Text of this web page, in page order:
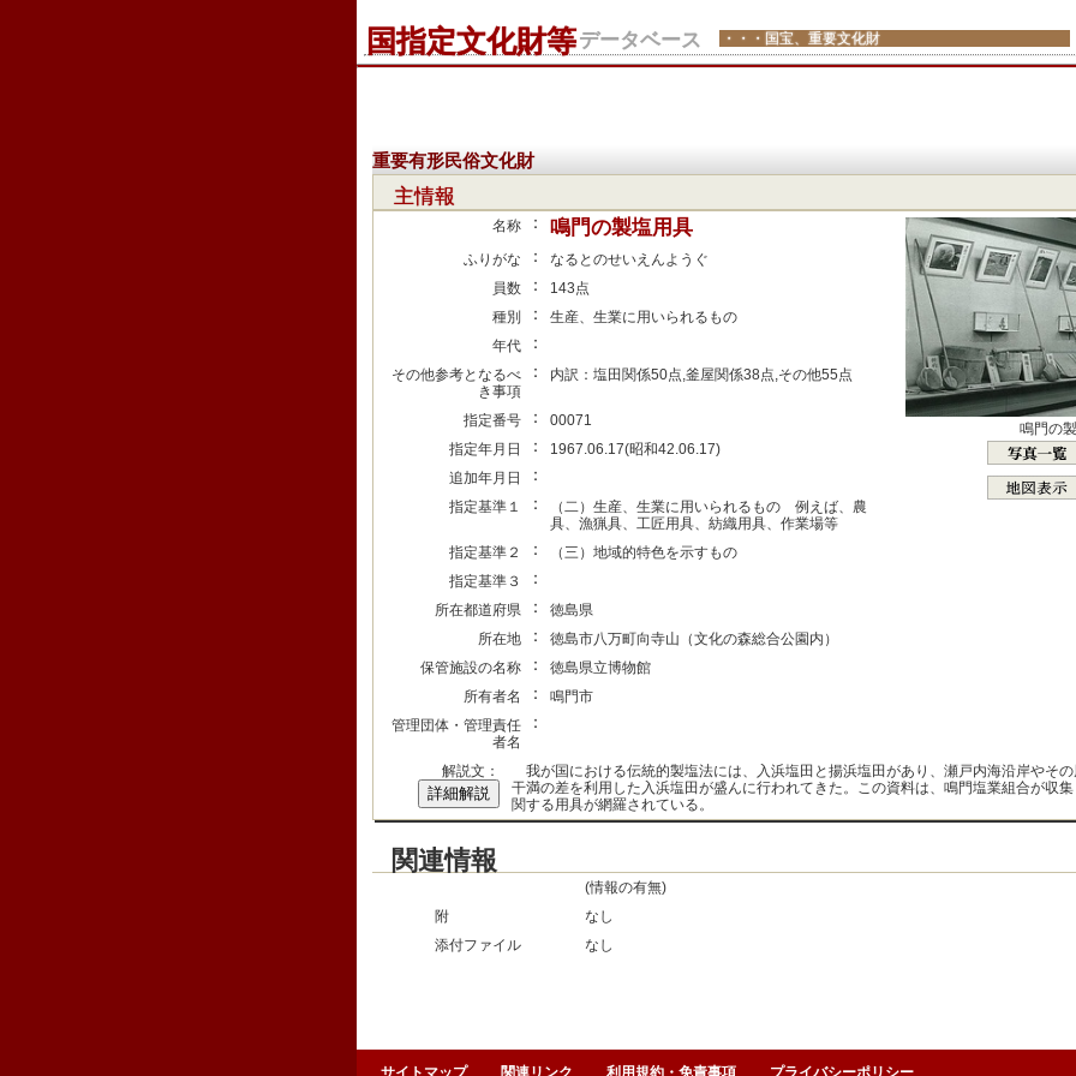
国指定文化財等データベース ・・・国宝、重要文化財
重要有形民俗文化財
主情報
名称 ： 鳴門の製塩用具
ふりがな ：
なるとのせいえんようぐ
員数
：
143点
種別
：
生産、生業に用いられるもの
年代
：
その他参考となるべ
き事項
： 内訳：塩田関係50点,釜屋関係38点,その他55点
指定番号 ：
00071
指定年月日
：
1967.06.17(昭和42.06.17)
追加年月日
：
指定基準１ ：
（二）生産、生業に用いられるもの 例えば、農
具、漁猟具、工匠用具、紡織用具、作業場等
指定基準２
：
（三）地域的特色を示すもの
指定基準３
：
所在都道府県 ：
徳島県
所在地
：
徳島市八万町向寺山（文化の森総合公園内）
保管施設の名称
：
徳島県立博物館
所有者名
：
鳴門市
管理団体・管理責任
者名
：
鳴門の
解説文：
詳細解説
我が国における伝統的製塩法には、入浜塩田と揚浜塩田があり、瀬戸内海沿岸やそ
干満の差を利用した入浜塩田が盛んに行われてきた。この資料は、鳴門塩業組合が収
関する用具が網羅されている。
関連情報
(情報の有無)
附
なし
添付ファイル
なし
サイトマップ 関連リンク 利用規約・免責事項 プライバシーポリシー